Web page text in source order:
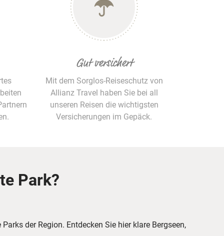
Gut versichert
Mit dem Sorglos-Reiseschutz von
Allianz Travel haben Sie bei all
unseren Reisen die wichtigsten
Versicherungen im Gepäck.
Park?
der Region. Entdecken Sie hier klare Bergseen,